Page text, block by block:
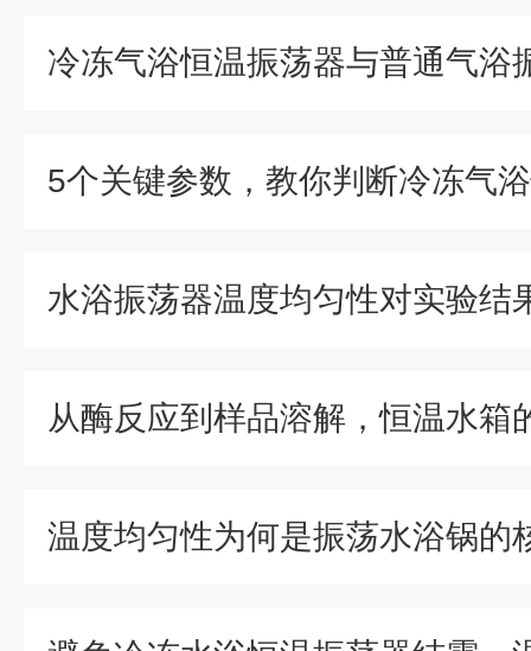
水浴振荡器温度均匀性对实验结
从酶反应到样品溶解，恒温水箱
温度均匀性为何是振荡水浴锅的